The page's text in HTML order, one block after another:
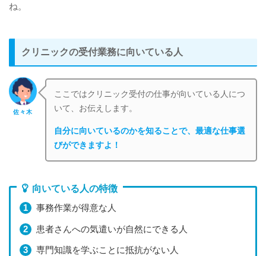
ね。
クリニックの受付業務に向いている人
佐々木
ここではクリニック受付の仕事が向いている人につ
いて、お伝えします。
自分に向いているのかを知ることで、最適な仕事選
びができますよ！
向いている人の特徴
事務作業が得意な人
患者さんへの気遣いが自然にできる人
専門知識を学ぶことに抵抗がない人